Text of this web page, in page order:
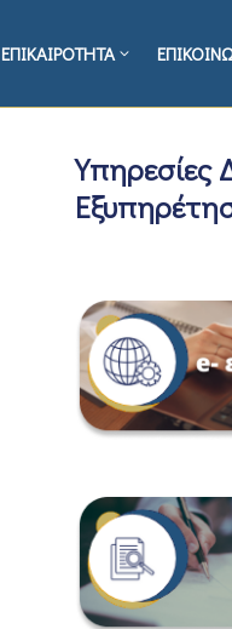
ΕΠΙΚΑΙΡΟΤΗΤΑ
Υπηρεσίες